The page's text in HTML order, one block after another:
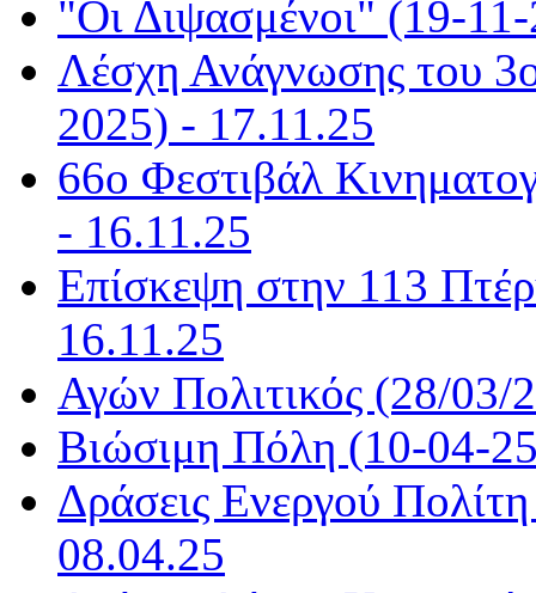
"Οι Διψασμένοι" (19-
Λέσχη Ανάγνωσης του
2025) - 17.11.25
66ο Φεστιβάλ
- 16.11.25
Επίσκεψη στην 113
16.11.25
Αγών Πολιτικός (28/
Βιώσιμη Πόλη (10-04-
Δράσεις Ενεργού
08.04.25